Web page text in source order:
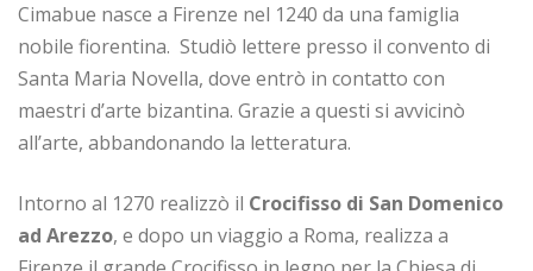
Cimabue nasce a Firenze nel 1240 da una famiglia
nobile fiorentina. Studiò lettere presso il convento di
Santa Maria Novella, dove entrò in contatto con
maestri d’arte bizantina. Grazie a questi si avvicinò
all’arte, abbandonando la letteratura.
Intorno al 1270 realizzò il Crocifisso di San Domenico
ad Arezzo, e dopo un viaggio a Roma, realizza a